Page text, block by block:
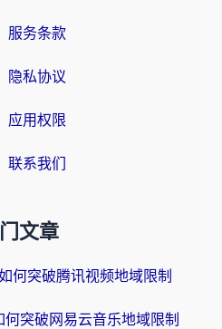
服务条款
隐私协议
应用权限
联系我们
文章
何突破腾讯视频地域限制
何突破网易云音乐地域限制